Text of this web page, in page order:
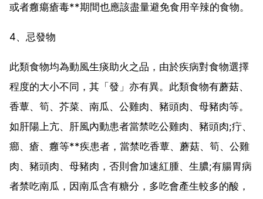
或者癰瘍瘡毒**期間也應該盡量避免食用辛辣的食物。
4、忌發物
此類食物均為動風生痰助火之品，由於疾病對食物選擇
程度的大小不同，其「發」亦有異。此類食物有蘑菇、
香蕈、筍、芥菜、南瓜、公雞肉、豬頭肉、母豬肉等。
如肝陽上亢、肝風內動患者當禁吃公雞肉、豬頭肉;疔、
癤、瘡、癰等**疾患者，當禁吃香蕈、蘑菇、筍、公雞
肉、豬頭肉、母豬肉，否則會加速紅腫、生膿;有腸胃病
者禁吃南瓜，因南瓜含有糖分，多吃會產生較多的酸，